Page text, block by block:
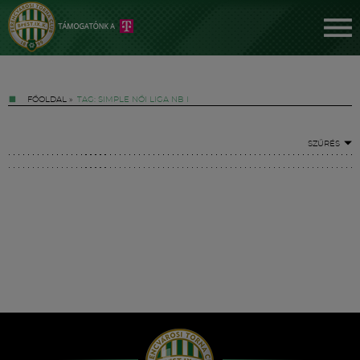
FŐOLDAL » TAG: SIMPLE NŐI LIGA NB I
SZŰRÉS
Hírek